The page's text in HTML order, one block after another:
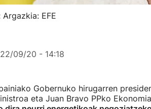
EFE
09/20 - 14:18
Gobernuko hirugarren
eta Juan Bravo PPko